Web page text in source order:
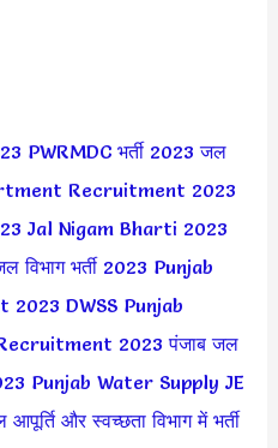
PWRMDC भर्ती 2023 जल
Recruitment 2023
Jal Nigam Bharti 2023
विभाग भर्ती 2023 Punjab
2023 DWSS Punjab
Recruitment 2023पंजाब जल
Punjab Water Supply JE
और स्वच्छता विभाग में भर्ती